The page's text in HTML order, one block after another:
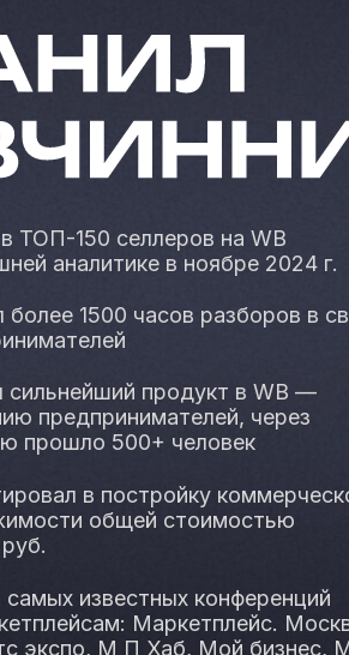
самых известных конференций
Маркетплейс.
экспо, М П Хаб, Мой бизнес,
в постройку
общей стоимостью
сильнейший продукт в WB —
предпринимателей, через
прошло 500+ человек
более 1500 часов разборов в
ТОП-150 селлеров на WB
аналитике в ноябре 2024 г.